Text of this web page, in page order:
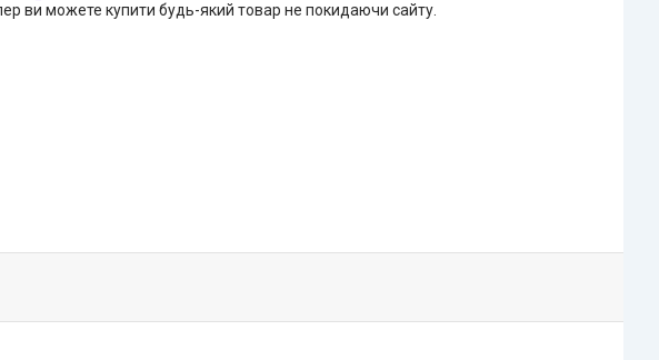
ви можете купити будь-який товар не покидаючи сайту.